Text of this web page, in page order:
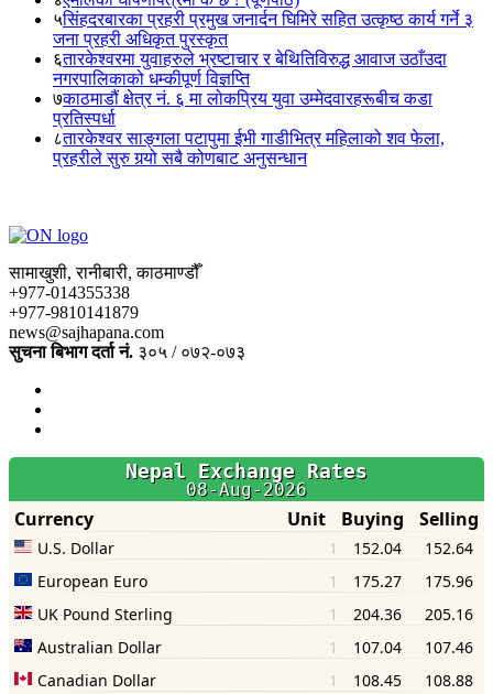
५सिंहदरबारका प्रहरी प्रमुख जनार्दन घिमिरे सहित उत्कृष्ठ कार्य गर्ने ३
जना प्रहरी अधिकृत पुरस्कृत
६तारकेश्वरमा युवाहरुले भ्रष्टाचार र बेथितिविरुद्ध आवाज उठाँउदा
नगरपालिकाको धम्कीपूर्ण विज्ञप्ति
७काठमाडौं क्षेत्र नं. ६ मा लोकप्रिय युवा उम्मेदवारहरूबीच कडा
प्रतिस्पर्धा
८तारकेश्वर साङ्गला पटापुमा ईभी गाडीभित्र महिलाको शव फेला,
प्रहरीले सुरु गर्‍यो सबै कोणबाट अनुसन्धान
सामाखुशी, रानीबारी, काठमाण्डौँ
+977-014355338
+977-9810141879
news@sajhapana.com
सुचना बिभाग दर्ता नं. ३०५ / ०७२-०७३